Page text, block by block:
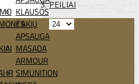
KLAUSOS
/ AKIŲ
APSAUGA
MASADA
ARMOUR
IR SIMUNITION
PEILIAI